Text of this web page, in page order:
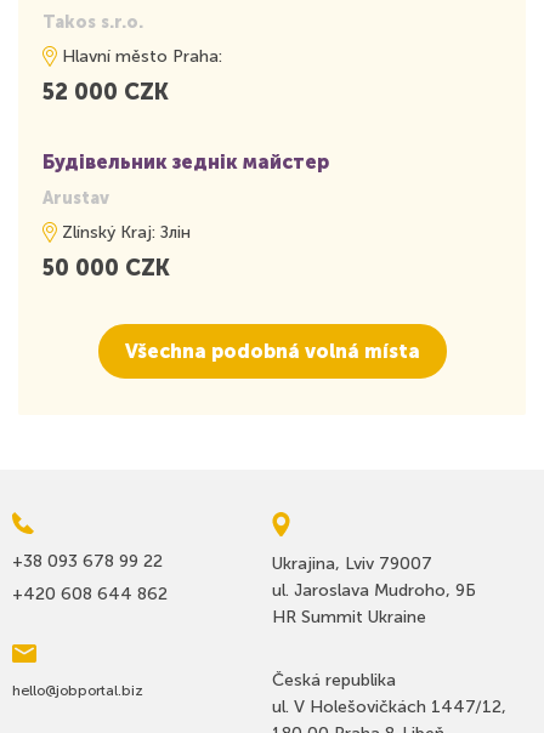
Takos s.r.o.
Hlavní město Praha:
52 000 CZK
Будівельник зеднік майстер
Arustav
Zlínský Kraj: Злін
50 000 CZK
Všechna podobná volná místa
Ukrajina, Lviv 79007
ul. Jaroslava Mudroho, 9Б
HR Summit Ukraine
Česká republika
ul. V Holešovičkách 1447/12,
+38 093 678 99 22
+420 608 644 862
hello@jobportal.biz